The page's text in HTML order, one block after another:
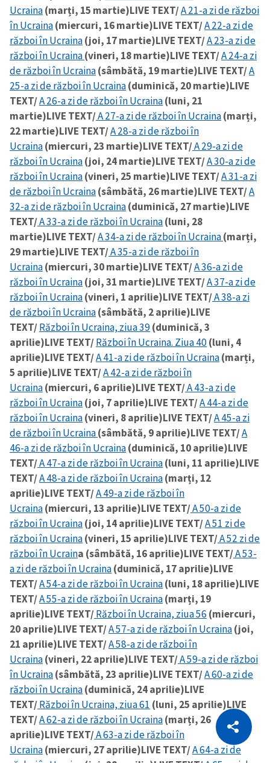
Copiază Link
Ucraina(marți, 15 martie)LIVE TEXT/A 21-a zi de război
în Ucraina(miercuri, 16 martie)LIVE TEXT/A 22-a zi de
război în Ucraina(joi, 17 martie)LIVE TEXT/A 23-a zi de
război în Ucraina(vineri, 18 martie)LIVE TEXT/A 24-a zi
de război în Ucraina(sâmbătă, 19 martie)LIVE TEXT/A
25-a zi de război în Ucraina(duminică, 20 martie)LIVE
TEXT/A 26-a zi de război în Ucraina(luni, 21
martie)LIVE TEXT/A 27-a zi de război în Ucraina(marți,
22 martie)LIVE TEXT/A 28-a zi de război în
Ucraina(miercuri, 23 martie)LIVE TEXT/A 29-a zi de
război în Ucraina(joi, 24 martie)LIVE TEXT/A 30-a zi de
război în Ucraina(vineri, 25 martie)LIVE TEXT/A 31-a zi
de război în Ucraina(sâmbătă, 26 martie)LIVE TEXT/A
32-a zi de război în Ucraina(duminică, 27 martie)LIVE
TEXT/A 33-a zi de război în Ucraina(luni, 28
martie)LIVE TEXT/A 34-a zi de război în Ucraina(marți,
29 martie)LIVE TEXT/A 35-a zi de război în
Ucraina(miercuri, 30 martie)LIVE TEXT/A 36-a zi de
război în Ucraina(joi, 31 martie)LIVE TEXT/A 37-a zi de
război în Ucraina(vineri, 1 aprilie)LIVE TEXT/A 38-a zi
de război în Ucraina(sâmbătă, 2 aprilie)LIVE
TEXT/Război în Ucraina, ziua 39(duminică, 3
aprilie)LIVE TEXT/Război în Ucraina. Ziua 40(luni, 4
aprilie)LIVE TEXT/A 41-a zi de război în Ucraina(marți,
5 aprilie)LIVE TEXT/A 42-a zi de război în
Ucraina(miercuri, 6 aprilie)LIVE TEXT/A 43-a zi de
război în Ucraina(joi, 7 aprilie)LIVE TEXT/A 44-a zi de
război în Ucraina(vineri, 8 aprilie)LIVE TEXT/A 45-a zi
de război în Ucraina(sâmbătă, 9 aprilie)LIVE TEXT/A
46-a zi de război în Ucraina(duminică, 10 aprilie)LIVE
TEXT/A 47-a zi de război în Ucraina(luni, 11 aprilie)LIVE
TEXT/A 48-a zi de război în Ucraina(marți, 12
aprilie)LIVE TEXT/A 49-a zi de război în
Ucraina(miercuri, 13 aprilie)LIVE TEXT/A 50-a zi de
război în Ucraina(joi, 14 aprilie)LIVE TEXT/A 51 zi de
război în Ucraina(vineri, 15 aprilie)LIVE TEXT/A 52 zi de
război în Ucraina (sâmbătă, 16 aprilie)LIVE TEXT/A 53-
a zi de război în Ucraina(duminică, 17 aprilie)LIVE
TEXT/A 54-a zi de război în Ucraina(luni, 18 aprilie)LIVE
TEXT/A 55-a zi de război în Ucraina(marți, 19
aprilie)LIVE TEXT/Război în Ucraina, ziua 56 (miercuri,
20 aprilie)LIVE TEXT/A 57-a zi de război în Ucraina(joi,
21 aprilie)LIVE TEXT/A 58-a zi de război în
Ucraina(vineri, 22 aprilie)LIVE TEXT/A 59-a zi de război
în Ucraina(sâmbătă, 23 aprilie)LIVE TEXT/A 60-a zi de
război în Ucraina(duminică, 24 aprilie)LIVE
TEXT/Război în Ucraina, ziua 61 (luni, 25 aprilie)LIVE
TEXT/A 62-a zi de război în Ucraina(marți, 26
aprilie)LIVE TEXT/A 63-a zi de război în
Ucraina(miercuri, 27 aprilie)LIVE TEXT/A 64-a zi de
Citește articolul
CITEȘTE